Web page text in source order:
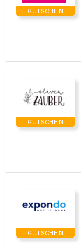
GUTSCHEIN
GUTSCHEIN
GUTSCHEIN